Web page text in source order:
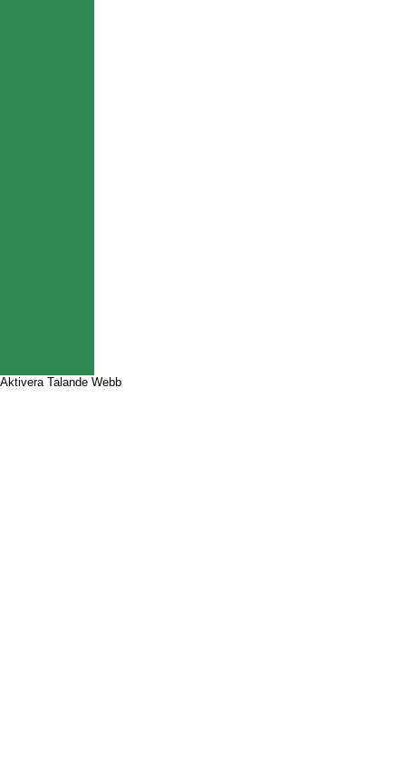
Aktivera Talande Webb